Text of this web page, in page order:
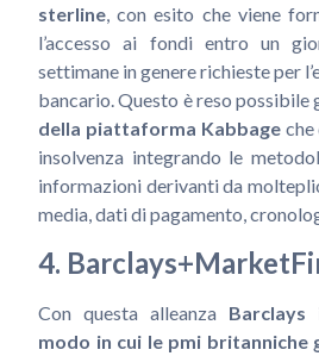
sterline, con esito che viene
l’accesso ai fondi entro un
settimane in genere richieste per
bancario. Questo è reso possibile
della piattaforma Kabbageche
insolvenza integrando le
informazioni derivanti da
media, dati di pagamento,
4.
Con questa alleanza Barclays
modo in cui le pmi britanniche